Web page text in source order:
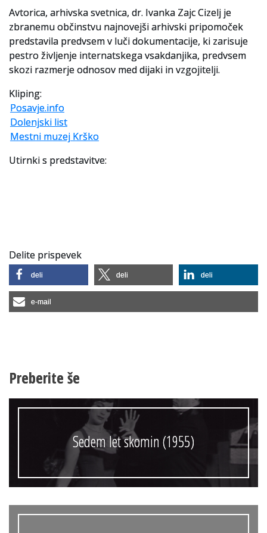
Gradivo
Register ustvarjalcev
Arhivske škatle
Projekti
Slovenski elektronski arhiv
Anonimka
Virtualni.ZAC
Avtorica, arhivska svetnica, dr. Ivanka Zajc Cizelj je
zbranemu občinstvu najnovejši arhivski pripomoček
predstavila predvsem v luči dokumentacije, ki zarisuje
pestro življenje internatskega vsakdanjika, predvsem
skozi razmerje odnosov med dijaki in vzgojitelji.
Kliping:
Posavje.info
Dolenjski list
Mestni muzej Krško
Utirnki s predstavitve:
Delite prispevek
deli deli deli
e-mail
Preberite še
Sedem let skomin (1955)